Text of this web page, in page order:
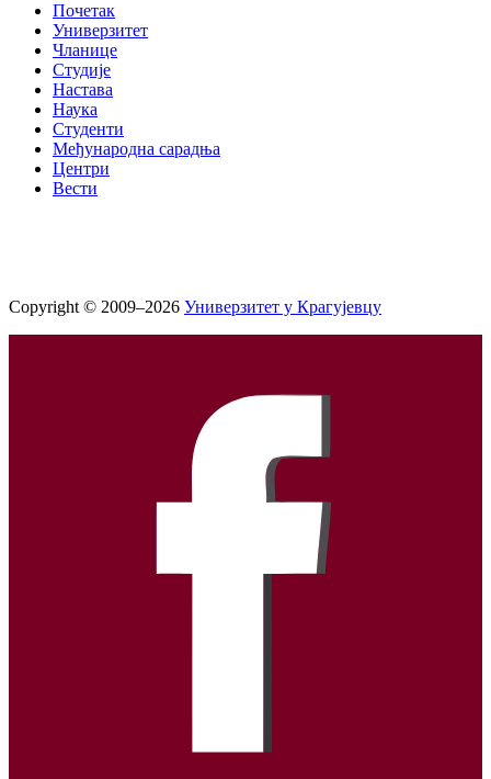
Почетак
Универзитет
Чланице
Студије
Настава
Наука
Студенти
Међународна сарадња
Центри
Вести
Copyright © 2009–2026 Универзитет у Крагујевцу